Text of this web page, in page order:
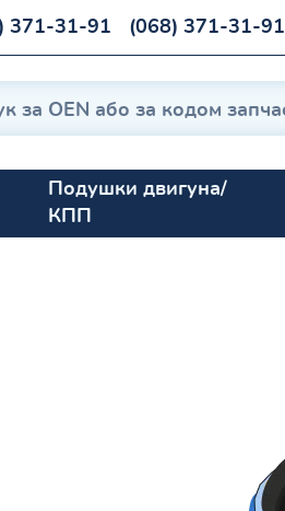
371-31-91 (068) 371-31-91
Подушки двигуна/
КПП